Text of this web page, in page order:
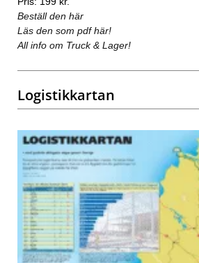
Beställ den här
Läs den som pdf här!
All info om Truck & Lager!
Logistikkartan